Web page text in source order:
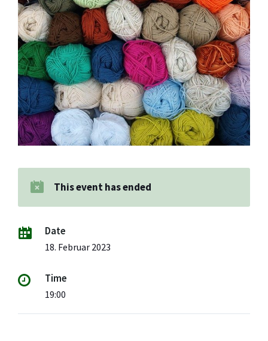
This event has ended
Date
18. Februar 2023
Time
19:00